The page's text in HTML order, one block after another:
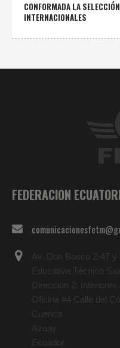
CONFORMADA LA
INTERNACIONALES
FEDERACION
Av. Don Bosco 2-47 y
Educativa Técnico
Dirección 2:
Oficina #4 Calle del
Cuenca
Azuay
Ecuador